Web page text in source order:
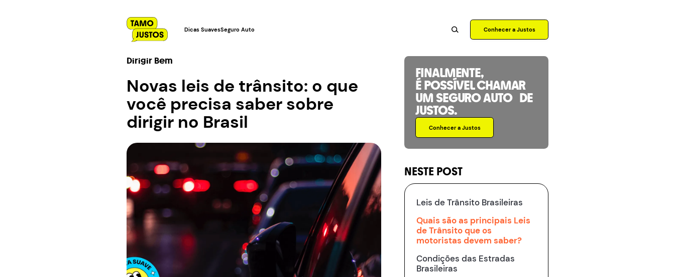
Dicas SuavesSeguro Auto Conhecer a Justos
Dirigir Bem
Novas leis de trânsito: o que
você precisa saber sobre
dirigir no Brasil
FINALMENTE,
É POSSÍVEL CHAMAR
UM SEGURO AUTO DE
JUSTOS.
Conhecer a Justos
NESTE POST
Leis de Trânsito Brasileiras
Quais são as principais Leis
de Trânsito que os
motoristas devem saber?
Condições das Estradas
Brasileiras